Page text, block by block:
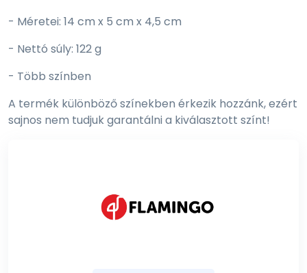
- Méretei: 14 cm x 5 cm x 4,5 cm
- Nettó súly: 122 g
- Több színben
A termék különböző színekben érkezik hozzánk, ezért
sajnos nem tudjuk garantálni a kiválasztott színt!